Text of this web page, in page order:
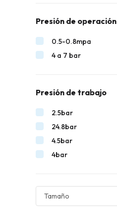
Presión de operación
0.5-0.8mpa
4 a 7 bar
Presión de trabajo
2.5bar
24.8bar
4.5bar
4bar